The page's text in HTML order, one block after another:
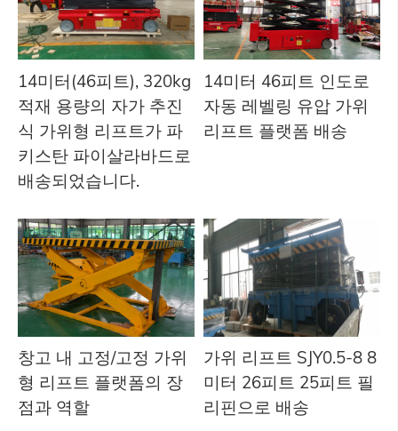
14미터(46피트), 320kg
적재 용량의 자가 추진
식 가위형 리프트가 파
키스탄 파이살라바드로
배송되었습니다.
14미터 46피트 인도로
자동 레벨링 유압 가위
리프트 플랫폼 배송
창고 내 고정/고정 가위
형 리프트 플랫폼의 장
점과 역할
가위 리프트 SJY0.5-8 8
미터 26피트 25피트 필
리핀으로 배송